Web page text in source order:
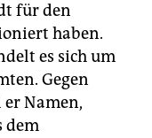
für den
haben.
es sich um
Gegen
Namen,
dem